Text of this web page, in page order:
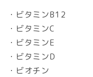
・ビタミンB12
・ビタミンC
・ビタミンE
・ビタミンD
・ビオチン